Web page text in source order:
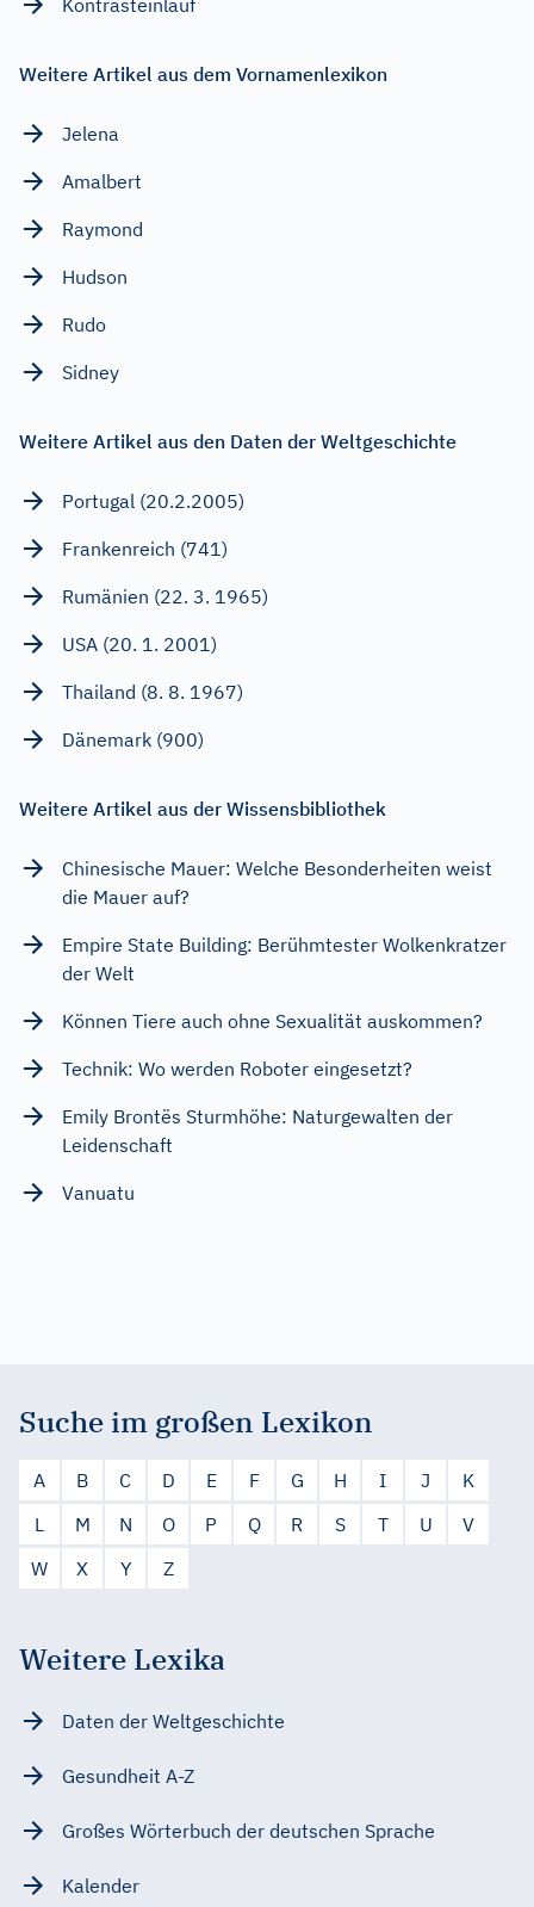
Weitere Artikel aus dem Vornamenlexikon
Jelena
Amalbert
Raymond
Hudson
Rudo
Sidney
Weitere Artikel aus den Daten der Weltgeschichte
Portugal (20.2.2005)
Frankenreich (741)
Rumänien (22. 3. 1965)
USA (20. 1. 2001)
Thailand (8. 8. 1967)
Dänemark (900)
Weitere Artikel aus der Wissensbibliothek
Chinesische Mauer: Welche Besonderheiten weist
die Mauer auf?
Empire State Building: Berühmtester Wolkenkratzer
der Welt
Können Tiere auch ohne Sexualität auskommen?
Technik: Wo werden Roboter eingesetzt?
Emily Brontës Sturmhöhe: Naturgewalten der
Leidenschaft
Vanuatu
Suche im großen Lexikon
A B C D E F G H I J
K
L
M N O P Q R S T U
V
W
X Y Z
Weitere Lexika
Daten der Weltgeschichte
Gesundheit A-Z
Großes Wörterbuch der deutschen Sprache
Kalender